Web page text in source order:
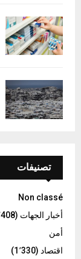
تصنيفات
Non classé
أخبار الجهات (2٬408)
أمن
اقتصاد (1٬330)